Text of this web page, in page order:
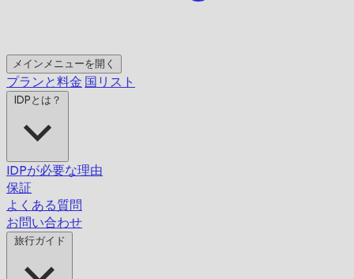
メインメニューを開く
プランと料金 国リスト
IDPとは？
IDPが必要な理由
保証
よくある質問
お問い合わせ
旅行ガイド